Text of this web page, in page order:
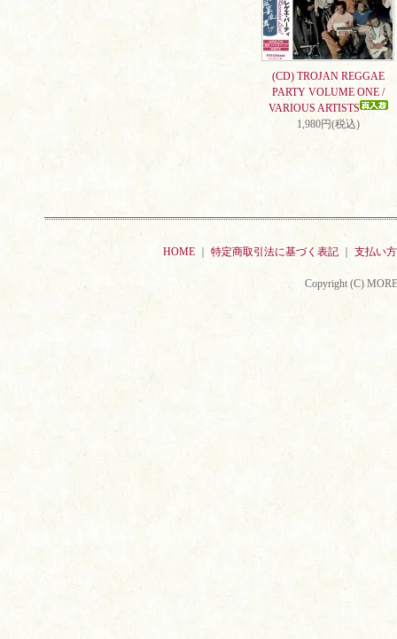
(CD) TROJAN REGGAE
PARTY VOLUME ONE /
VARIOUS ARTISTS
1,980円(税込)
HOME 特定商取引法に基づく表記 支払い
Copyright (C)